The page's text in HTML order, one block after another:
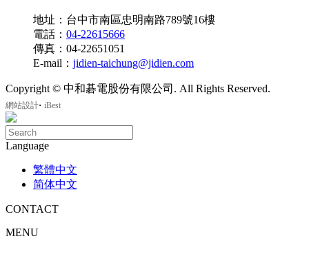
地址：台中市南區忠明南路789號16樓
電話： 04-22615666
傳真：04-22651051
E-mail： jidien-taichung@jidien.com
Copyright © 中和碁電股份有限公司. All Rights Reserved.
網站設計‧ iBest
Language
繁體中文
简体中文
CONTACT
MENU